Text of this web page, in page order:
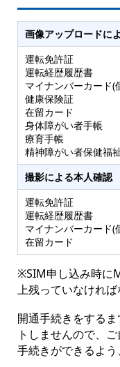
画像アップロードに
運転免許証
運転経歴履歴書
マイナンバーカード(
健康保険証
在留カード
身体障がい者手帳
療育手帳
精神障がい者保健福
撮影による本人確認
運転免許証
運転経歴履歴書
マイナンバーカード(
在留カード
※SIM申し込み時に
上残っていなければ
開通手続きをする
トしませんので、
手続きができるよう